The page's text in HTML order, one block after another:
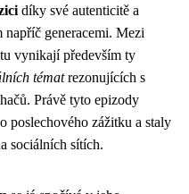
díky své autenticitě a
generacemi. Mezi
vynikají především ty
tématrezonujících s
Právě tyto epizody
poslechového zážitku a staly
sociálních sítích.